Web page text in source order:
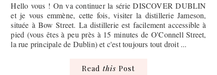
Hello vous ! On va continuer la série DISCOVER DUBLIN
et je vous emmène, cette fois, visiter la distillerie Jameson,
située à Bow Street. La distillerie est facilement accessible à
pied (vous êtes à peu près à 15 minutes de O'Connell Street,
la rue principale de Dublin) et c'est toujours tout droit ...
Read this Post